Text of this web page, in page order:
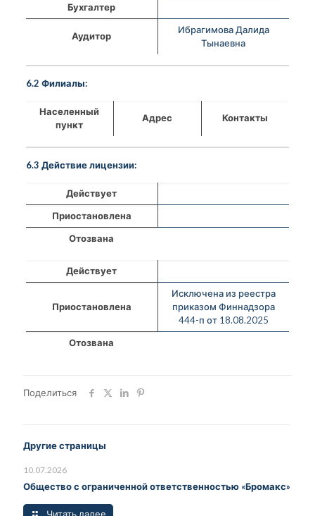
Бухгалтер
Аудитор
Ибрагимова Далида
Тынаевна
6.2 Филиалы:
Населенный
пункт
Адрес Контакты
6.3 Действие лицензии:
Действует
Приостановлена
Отозвана
Действует
Приостановлена
Исключена из реестра
приказом Финнадзора
444-п от 18.08.2025
Отозвана
Поделиться
Другие страницы
10.07.2026
Общество с ограниченной ответственностью «Бромакс»
Читать далее